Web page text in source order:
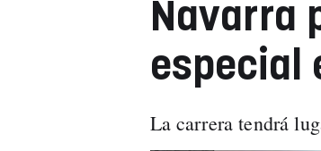
Navarra
especial
La carrera tendrá